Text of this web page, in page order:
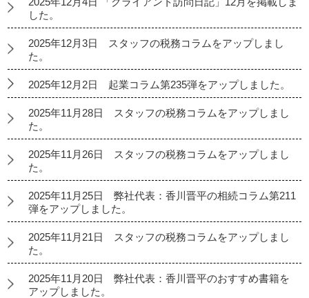
した。
2025年12月3日 スタッフの税務コラムをアップしまし
た。
2025年12月2日 起業コラム第235弾をアップしました。
2025年11月28日 スタッフの税務コラムをアップしまし
た。
2025年11月26日 スタッフの税務コラムをアップしまし
た。
2025年11月25日 弊社代表：香川晋平の相続コラム第211
弾をアップしました。
2025年11月21日 スタッフの税務コラムをアップしまし
た。
2025年11月20日 弊社代表：香川晋平のおすすめ書籍を
アップしました。